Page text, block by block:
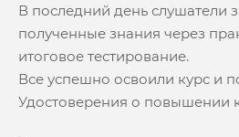
В последний день слушатели
полученные знания через
итоговое тестирование.
Все успешно освоили курс и
Удостоверения о повышении